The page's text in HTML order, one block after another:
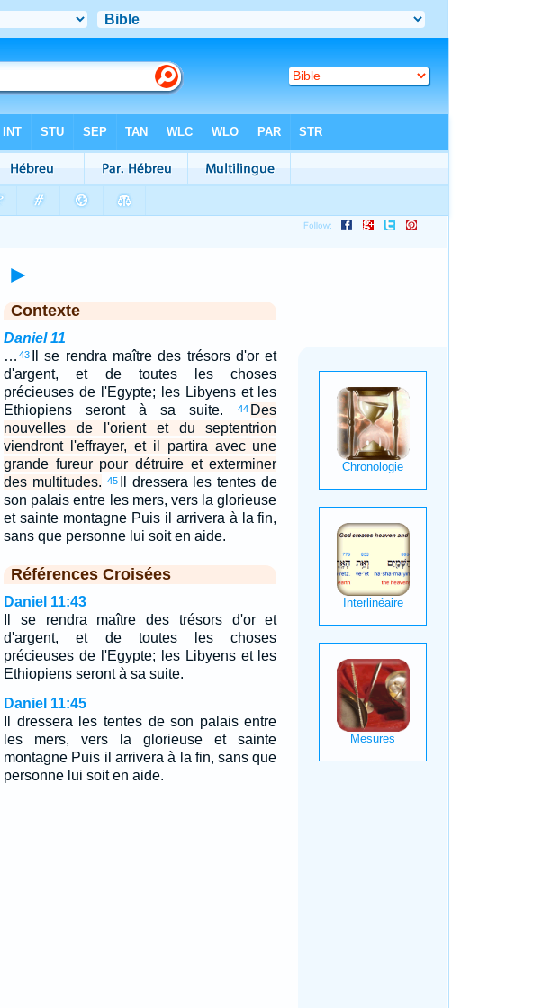
►
Contexte
Daniel 11
… 43
Il se rendra maître des trésors d'or et
d'argent, et de toutes les choses
précieuses de l'Egypte; les Libyens et les
Ethiopiens seront à sa suite.
44 Des
nouvelles de l'orient et du septentrion
viendront l'effrayer, et il partira avec une
grande fureur pour détruire et exterminer
des multitudes. 45
Il dressera les tentes de
son palais entre les mers, vers la glorieuse
et sainte montagne Puis il arrivera à la fin,
sans que personne lui soit en aide.
Références Croisées
Daniel 11:43
Il se rendra maître des trésors d'or et
d'argent, et de toutes les choses
précieuses de l'Egypte; les Libyens et les
Ethiopiens seront à sa suite.
Daniel 11:45
Il dressera les tentes de son palais entre
les mers, vers la glorieuse et sainte
montagne Puis il arrivera à la fin, sans que
personne lui soit en aide.